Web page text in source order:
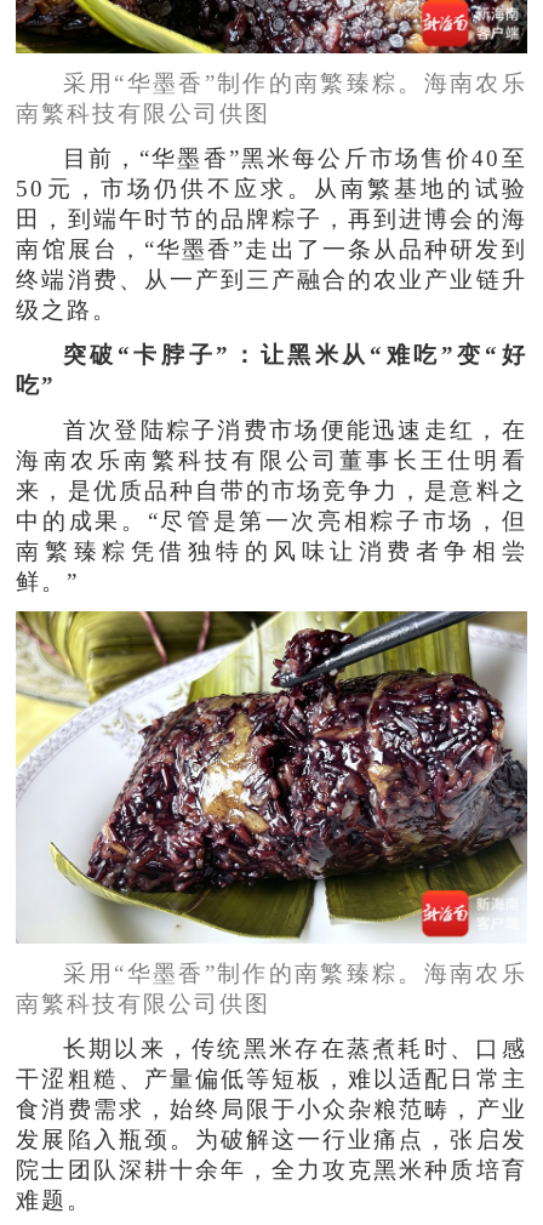
采用“华墨香”制作的南繁臻粽。海南农乐
南繁科技有限公司供图
目前，“华墨香”黑米每公斤市场售价40至
50元，市场仍供不应求。从南繁基地的试验
田，到端午时节的品牌粽子，再到进博会的海
南馆展台，“华墨香”走出了一条从品种研发到
终端消费、从一产到三产融合的农业产业链升
级之路。
突破“卡脖子”：让黑米从“难吃”变“好
吃”
首次登陆粽子消费市场便能迅速走红，在
海南农乐南繁科技有限公司董事长王仕明看
来，是优质品种自带的市场竞争力，是意料之
中的成果。“尽管是第一次亮相粽子市场，但
南繁臻粽凭借独特的风味让消费者争相尝
鲜。”
采用“华墨香”制作的南繁臻粽。海南农乐
南繁科技有限公司供图
长期以来，传统黑米存在蒸煮耗时、口感
干涩粗糙、产量偏低等短板，难以适配日常主
食消费需求，始终局限于小众杂粮范畴，产业
发展陷入瓶颈。为破解这一行业痛点，张启发
院士团队深耕十余年，全力攻克黑米种质培育
难题。